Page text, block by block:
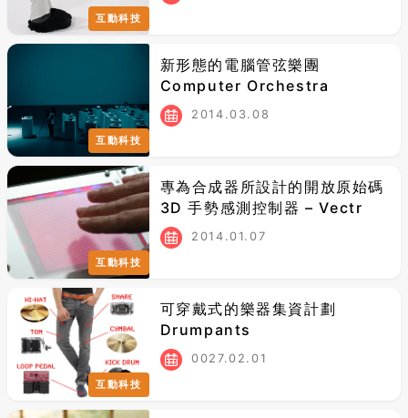
互動科技
互動科技
新形態的電腦管弦樂團
Computer Orchestra
2014.03.08
互動科技
專為合成器所設計的開放原始碼
3D 手勢感測控制器 – Vectr
2014.01.07
互動科技
可穿戴式的樂器集資計劃
Drumpants
0027.02.01